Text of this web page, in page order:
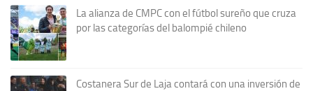
La alianza de CMPC con el fútbol sureño que cruza
por las categorías del balompié chileno
Costanera Sur de Laja contará con una inversión de